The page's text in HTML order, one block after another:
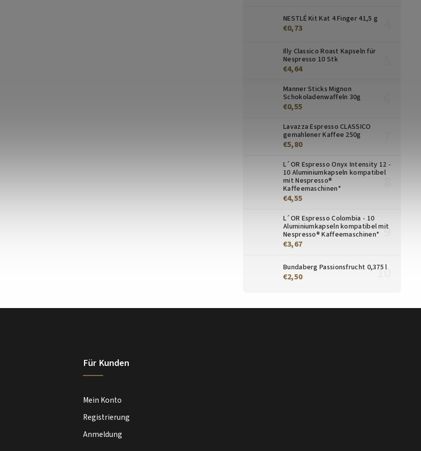
NESTLÉ Kit Kat 4 Finger 41,5 g
€0,73
Illy Classico Roast Kapseln für
Nespresso 10 Stk
€4,64
Manner Sticks Mignon
Schokoladenwaffeln 30g
€0,55
Lavazza Espresso CLASSICO
gemahlener Kaffee 250g
€5,80
L´OR Espresso Onyx Intensity 12 -
10 Aluminiumkapseln kompatibel
mit Nespresso®
Kaffeemaschinen*
€4,55
L´OR Espresso Colombia - 10
Aluminiumkapseln kompatibel mit
Nespresso® Kaffeemaschinen*
€3,67
Bundaberg Passionsfrucht 0,375 l
€2,50
Für Kunden
Mein Konto
Registrierung
Anmeldung